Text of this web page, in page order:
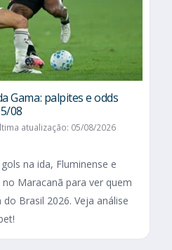
Gama: palpites e odds
08
atualização: 05/08/2026
na ida, Fluminense e
Maracanã para ver quem
Brasil 2026. Veja análise